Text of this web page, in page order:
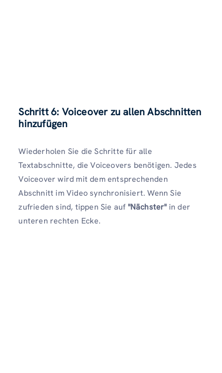
Schritt 6: Voiceover zu allen Abschnitten
hinzufügen
Wiederholen Sie die Schritte für alle
Textabschnitte, die Voiceovers benötigen. Jedes
Voiceover wird mit dem entsprechenden
Abschnitt im Video synchronisiert. Wenn Sie
zufrieden sind, tippen Sie auf"Nächster"in der
unteren rechten Ecke.